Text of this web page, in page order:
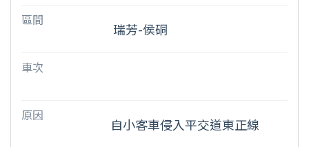
區間
瑞芳-侯硐
車次
原因
自小客車侵入平交道東正線